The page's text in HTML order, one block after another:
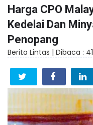
Harga CPO
Kedelai Dan
Penopang
Berita Lintas | Dibaca :